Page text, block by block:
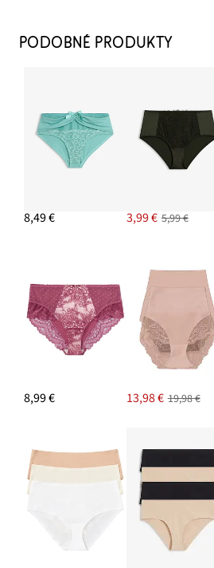
PODOBNÉ PRODUKTY
8,49 € 3,99 € 5,99 €
8,99 € 13,98 € 19,98 €